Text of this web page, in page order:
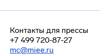
Контакты для прессы
+7 499 720-87-27
mc@miee.ru